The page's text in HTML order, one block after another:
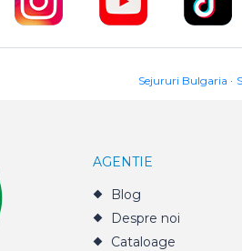
Sejururi Bulgaria
AGENTIE
Blog
Despre noi
Cataloage